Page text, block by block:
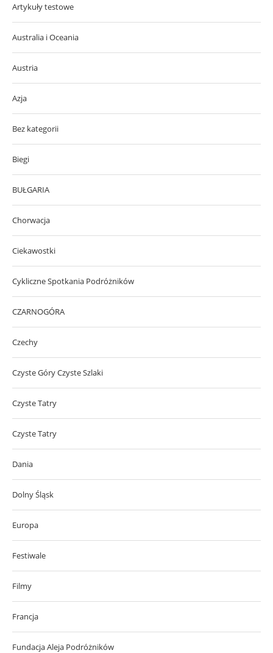
Artykuły testowe
Australia i Oceania
Austria
Azja
Bez kategorii
Biegi
BUŁGARIA
Chorwacja
Ciekawostki
Cykliczne Spotkania Podróżników
CZARNOGÓRA
Czechy
Czyste Góry Czyste Szlaki
Czyste Tatry
Czyste Tatry
Dania
Dolny Śląsk
Europa
Festiwale
Filmy
Francja
Fundacja Aleja Podróżników